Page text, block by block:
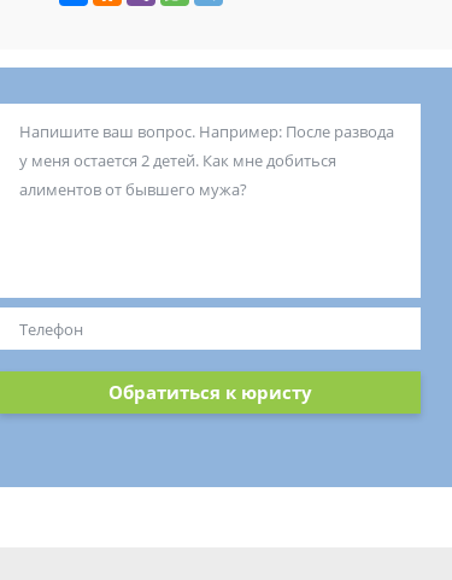
Обратиться к юристу